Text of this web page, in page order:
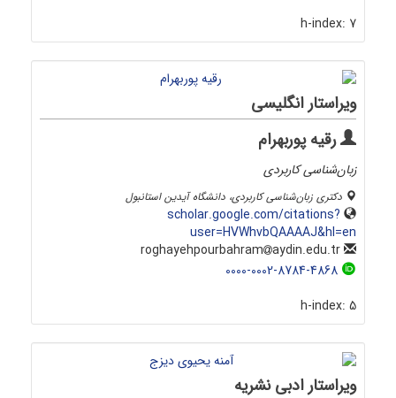
h-index: 7
ویراستار انگلیسی
رقیه پوربهرام
زبان‌شناسی کاربردی
دکتری زبان‌شناسی کاربردی، دانشگاه آیدین استانبول
scholar.google.com/citations?
user=HVWhvbQAAAAJ&hl=en
aydin.edu.tr
0000-0002-8784-4868
h-index: 5
ویراستار ادبی نشریه